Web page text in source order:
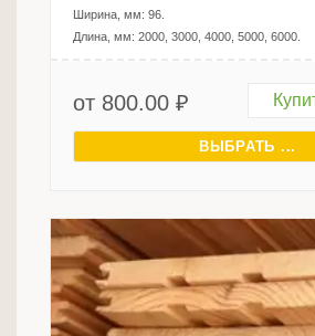
Ширина, мм: 96.
Длина, мм: 2000, 3000, 4000, 5000, 6000.
от 800.00 ₽
ВЫБРАТЬ ...